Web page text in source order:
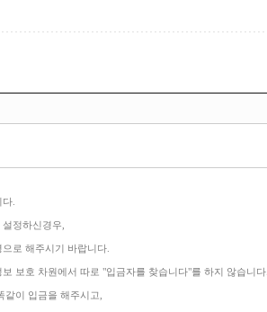
.
정하신경우,
로 해주시기 바랍니다.
보호 차원에서 따로 "입금자를 찾습니다"를 하지 않습니다.
같이 입금을 해주시고,